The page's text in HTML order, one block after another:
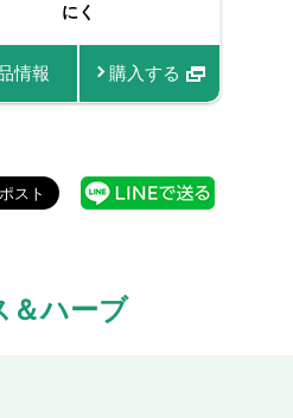
にく
情報 購入する
＆ハーブ